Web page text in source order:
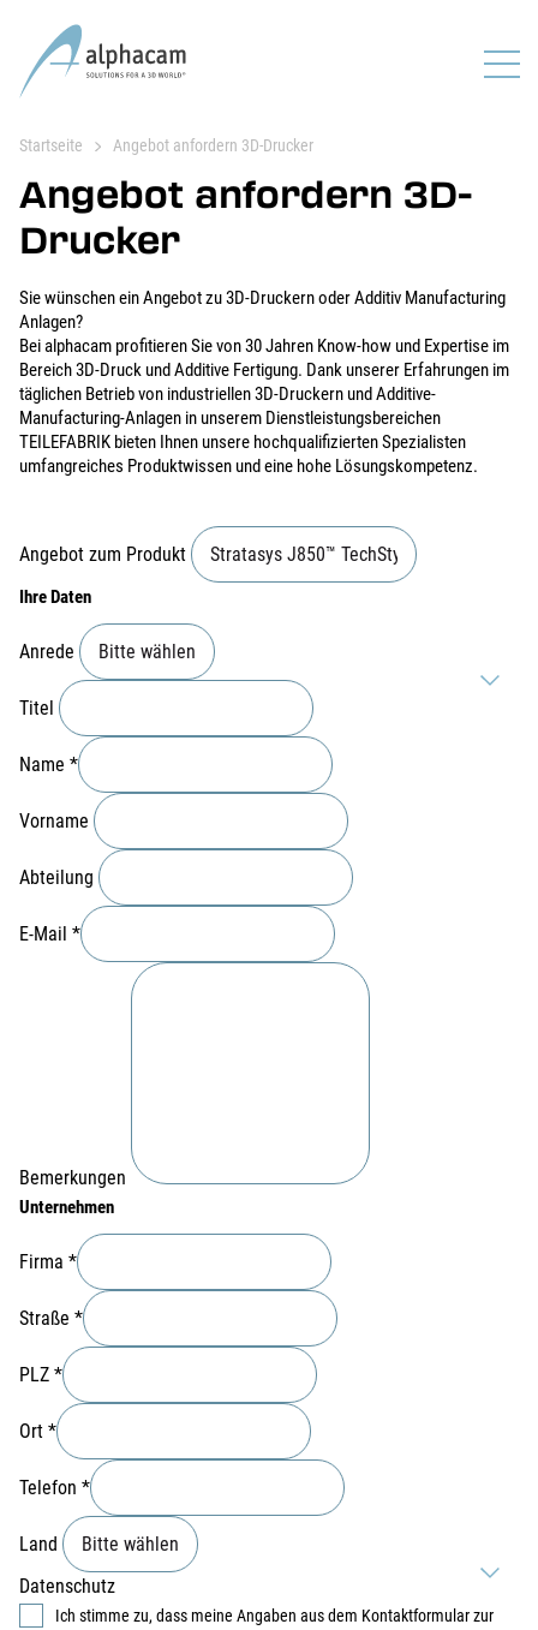
Startseite Angebot anfordern 3D-Drucker
Angebot anfordern 3D-
Drucker
Sie wünschen ein Angebot zu 3D-Druckern oder Additiv Manufacturing
Anlagen?
Bei alphacam profitieren Sie von 30 Jahren Know-how und Expertise im
Bereich 3D-Druck und Additive Fertigung. Dank unserer Erfahrungen im
täglichen Betrieb von industriellen 3D-Druckern und Additive-
Manufacturing-Anlagen in unserem Dienstleistungsbereichen
TEILEFABRIK bieten Ihnen unsere hochqualifizierten Spezialisten
umfangreiches Produktwissen und eine hohe Lösungskompetenz.
Angebot zum Produkt
Ihre Daten
Anrede
Titel
Name *
Vorname
Abteilung
E-Mail *
Bemerkungen
Unternehmen
Firma *
Straße *
PLZ *
Ort *
Telefon *
Land
Datenschutz
Ich stimme zu, dass meine Angaben aus dem Kontaktformular zur